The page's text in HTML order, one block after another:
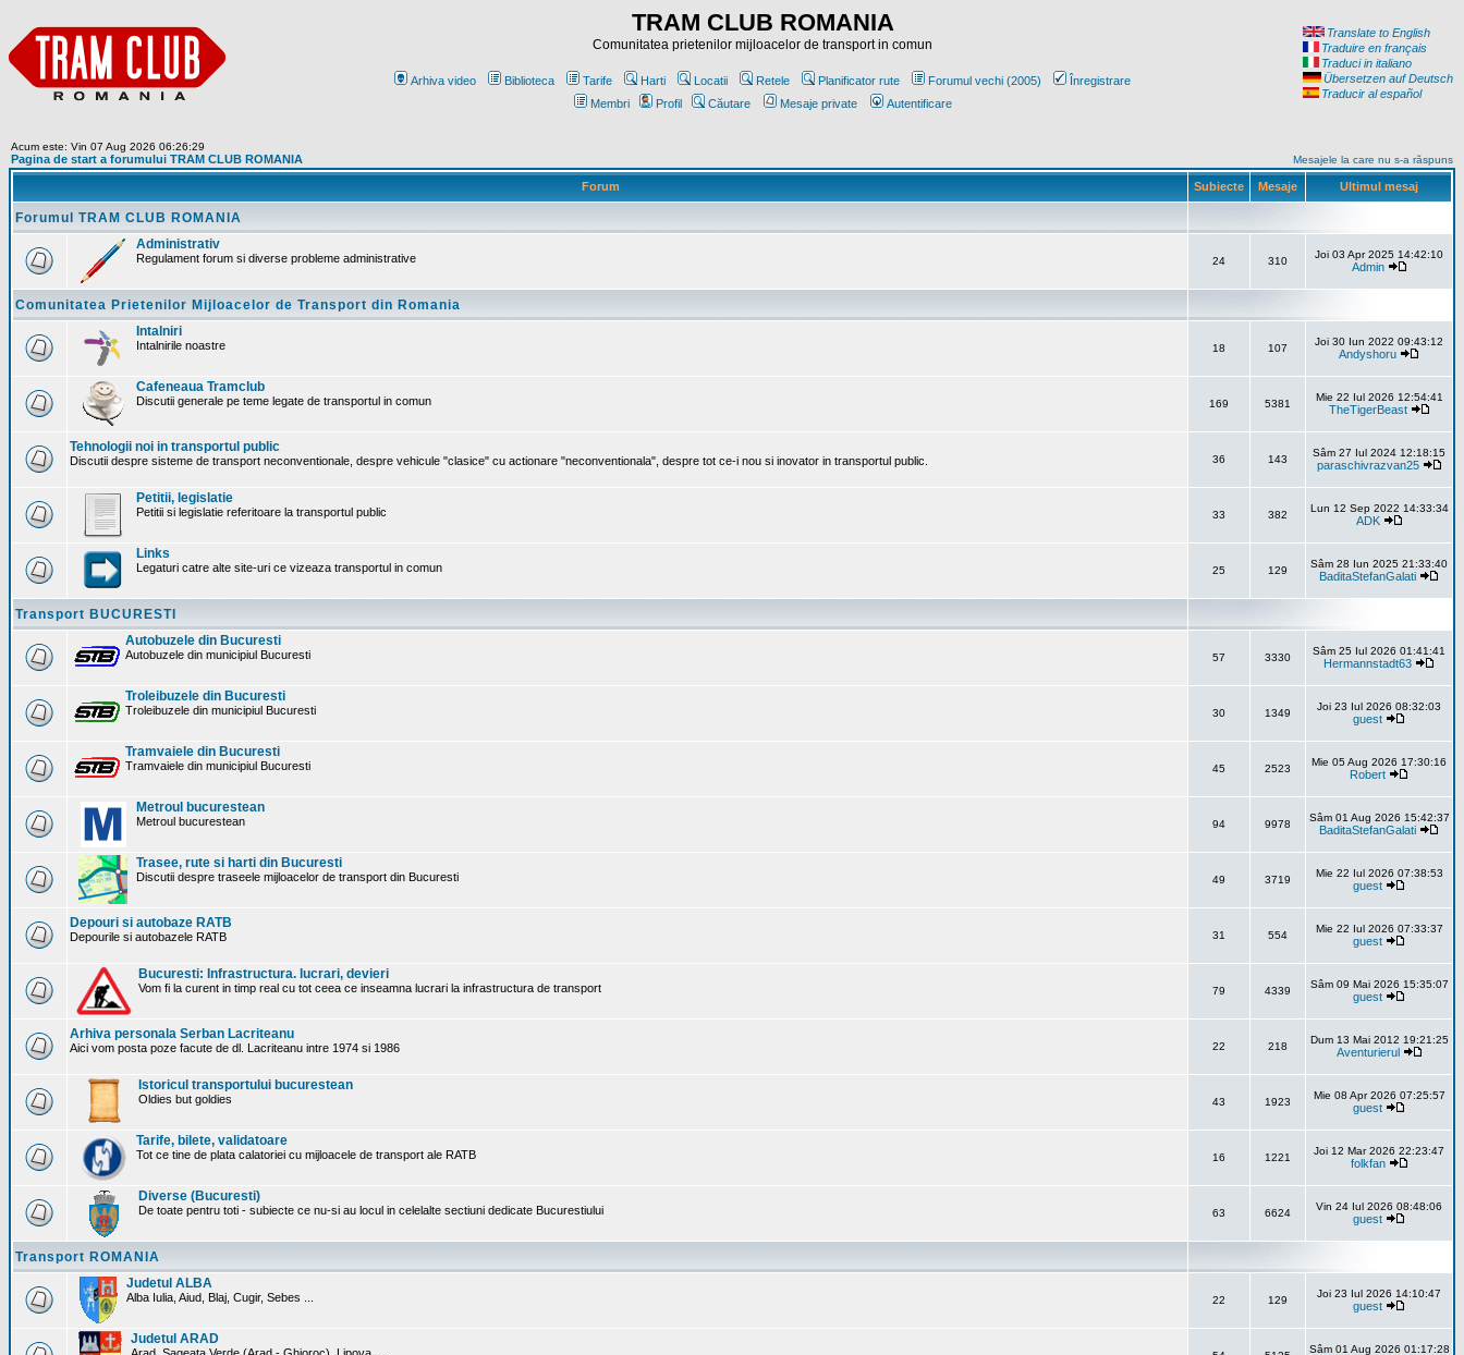
TRAM CLUB ROMANIA
Comunitatea prietenilor mijloacelor de transport in comun
Arhiva video Biblioteca Tarife Harti Locatii Retele Planificator rute Forumul vechi (2005)
Înregistrare
Membri
Profil Căutare Mesaje private Autentificare
Translate to English
Traduire en français
Traduci in italiano
Übersetzen auf Deutsch
Traducir al español
Acum este: Vin 07 Aug 2026 06:26:29
Pagina de start a forumului TRAM CLUB ROMANIA Mesajele la care nu s-a răspuns
Forum Subiecte Mesaje Ultimul mesaj
Forumul TRAM CLUB ROMANIA
Administrativ
Regulament forum si diverse probleme administrative 24 310
Joi 03 Apr 2025 14:42:10
Admin
Comunitatea Prietenilor Mijloacelor de Transport din Romania
Intalniri
Intalnirile noastre 18 107
Joi 30 Iun 2022 09:43:12
Andyshoru
Cafeneaua Tramclub
Discutii generale pe teme legate de transportul in comun 169 5381
Mie 22 Iul 2026 12:54:41
TheTigerBeast
Tehnologii noi in transportul public
Discutii despre sisteme de transport neconventionale, despre vehicule "clasice" cu actionare "neconventionala", despre tot ce-i nou si inovator in transportul public. 36 143
Sâm 27 Iul 2024 12:18:15
paraschivrazvan25
Petitii, legislatie
Petitii si legislatie referitoare la transportul public 33 382
Lun 12 Sep 2022 14:33:34
ADK
Links
Legaturi catre alte site-uri ce vizeaza transportul in comun 25 129
Sâm 28 Iun 2025 21:33:40
BaditaStefanGalati
Transport BUCURESTI
Autobuzele din Bucuresti
Autobuzele din municipiul Bucuresti 57 3330
Sâm 25 Iul 2026 01:41:41
Hermannstadt63
Troleibuzele din Bucuresti
Troleibuzele din municipiul Bucuresti 30 1349
Joi 23 Iul 2026 08:32:03
guest
Tramvaiele din Bucuresti
Tramvaiele din municipiul Bucuresti 45 2523
Mie 05 Aug 2026 17:30:16
Robert
Metroul bucurestean
Metroul bucurestean 94 9978
Sâm 01 Aug 2026 15:42:37
BaditaStefanGalati
Trasee, rute si harti din Bucuresti
Discutii despre traseele mijloacelor de transport din Bucuresti 49 3719
Mie 22 Iul 2026 07:38:53
guest
Depouri si autobaze RATB
Depourile si autobazele RATB 31 554
Mie 22 Iul 2026 07:33:37
guest
Bucuresti: Infrastructura. lucrari, devieri
Vom fi la curent in timp real cu tot ceea ce inseamna lucrari la infrastructura de transport 79 4339
Sâm 09 Mai 2026 15:35:07
guest
Arhiva personala Serban Lacriteanu
Aici vom posta poze facute de dl. Lacriteanu intre 1974 si 1986 22 218
Dum 13 Mai 2012 19:21:25
Aventurierul
Istoricul transportului bucurestean
Oldies but goldies 43 1923
Mie 08 Apr 2026 07:25:57
guest
Tarife, bilete, validatoare
Tot ce tine de plata calatoriei cu mijloacele de transport ale RATB 16 1221
Joi 12 Mar 2026 22:23:47
folkfan
Diverse (Bucuresti)
De toate pentru toti - subiecte ce nu-si au locul in celelalte sectiuni dedicate Bucurestiului 63 6624
Vin 24 Iul 2026 08:48:06
guest
Transport ROMANIA
Judetul ALBA
Alba Iulia, Aiud, Blaj, Cugir, Sebes ... 22 129
Joi 23 Iul 2026 14:10:47
guest
Judetul ARAD
Sâm 01 Aug 2026 01:17:28